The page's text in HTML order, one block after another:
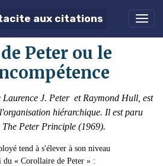
aux citations
Peter ou le
Laurence J. Peter et Raymond Hull, est
hiérarchique. Il est paru
Peter Principle (1969).
tend à s'élever à son niveau
du « Corollaire de Peter » :